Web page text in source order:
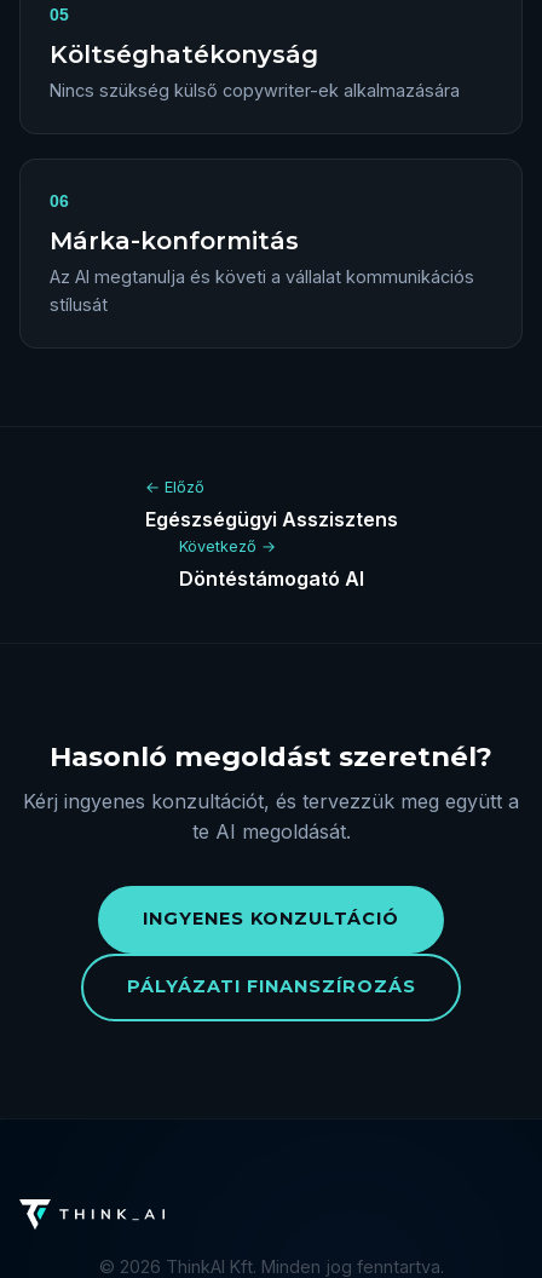
05
Költséghatékonyság
Nincs szükség külső copywriter-ek alkalmazására
06
Márka-konformitás
Az AI megtanulja és követi a vállalat kommunikációs
stílusát
← Előző
Egészségügyi Asszisztens
Következő →
Döntéstámogató AI
Hasonló megoldást szeretnél?
Kérj ingyenes konzultációt, és tervezzük meg együtt a
te AI megoldását.
INGYENES KONZULTÁCIÓ
PÁLYÁZATI FINANSZÍROZÁS
© 2026 ThinkAI Kft. Minden jog fenntartva.